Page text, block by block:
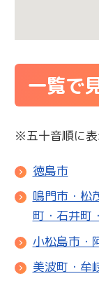
一覧で
※五十音順に表
徳島市
鳴門市・松
町・石井町
小松島市・
美波町・牟